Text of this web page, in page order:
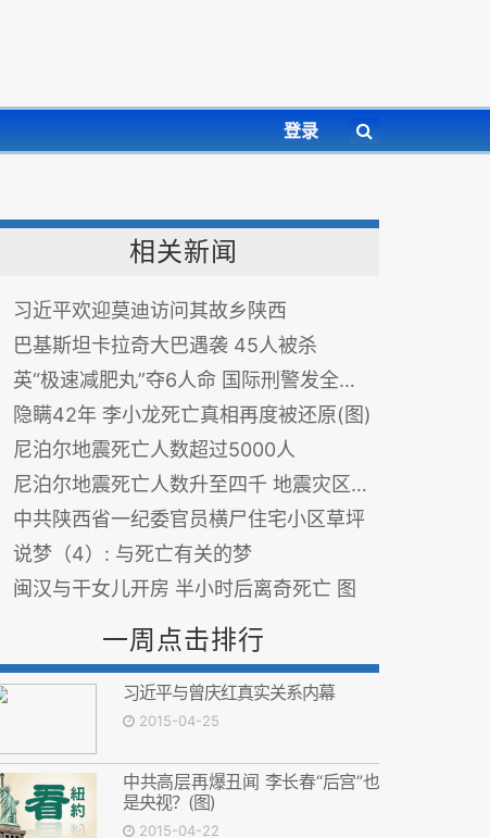
登录
相关新闻
习近平欢迎莫迪访问其故乡陕西
巴基斯坦卡拉奇大巴遇袭 45人被杀
英“极速减肥丸”夺6人命 国际刑警发全球警报
隐瞒42年 李小龙死亡真相再度被还原(图)
尼泊尔地震死亡人数超过5000人
尼泊尔地震死亡人数升至四千 地震灾区情况恶劣
中共陕西省一纪委官员横尸住宅小区草坪
说梦（4）: 与死亡有关的梦
闽汉与干女儿开房 半小时后离奇死亡 图
一周点击排行
习近平与曾庆红真实关系内幕
2015-04-25
中共高层再爆丑闻 李长春“后宫”也
是央视？(图)
2015-04-22